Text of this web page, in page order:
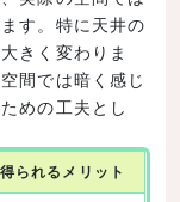
す。特に天井の
きく変わりま
間では暗く感じ
めの工夫とし
得られるメリット